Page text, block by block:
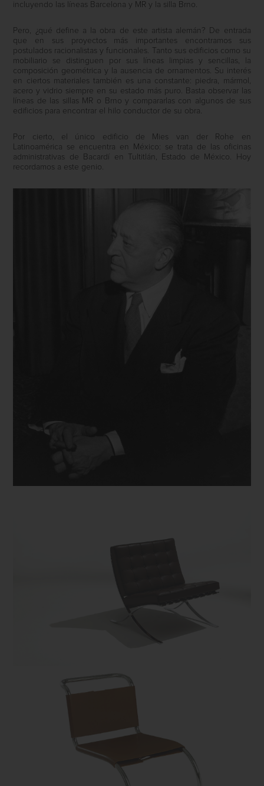
incluyendo las líneas Barcelona y MR y la silla Brno.
Pero, ¿qué define a la obra de este artista alemán? De entrada
que en sus proyectos más importantes encontramos sus
postulados racionalistas y funcionales. Tanto sus edificios como su
mobiliario se distinguen por sus líneas limpias y sencillas, la
composición geométrica y la ausencia de ornamentos. Su interés
en ciertos materiales también es una constante: piedra, mármol,
acero y vidrio siempre en su estado más puro. Basta observar las
líneas de las sillas MR o Brno y compararlas con algunos de sus
edificios para encontrar el hilo conductor de su obra.
Por cierto, el único edificio de
Mies van der Rohe en
Latinoamérica se encuentra en México: se trata de las oficinas
administrativas de Bacardí en Tultitlán, Estado de México. Hoy
recordamos a este genio.